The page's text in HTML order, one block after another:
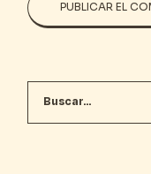
PUBLICAR EL